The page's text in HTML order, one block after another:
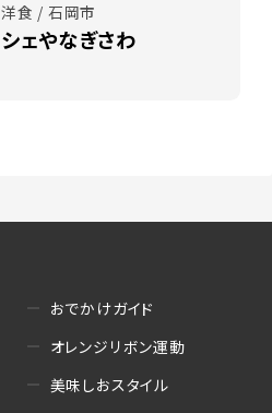
洋食 / 石岡市
シェやなぎさわ
おでかけガイド
オレンジリボン運動
美味しおスタイル